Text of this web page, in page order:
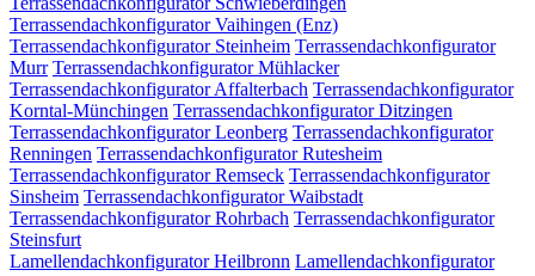
Terrassendachkonfigurator Vaihingen (Enz)
Terrassendachkonfigurator Steinheim Terrassendachkonfigurator
Murr Terrassendachkonfigurator Mühlacker
Terrassendachkonfigurator Affalterbach Terrassendachkonfigurator
Korntal-Münchingen Terrassendachkonfigurator Ditzingen
Terrassendachkonfigurator Leonberg Terrassendachkonfigurator
Renningen Terrassendachkonfigurator Rutesheim
Terrassendachkonfigurator Remseck Terrassendachkonfigurator
Sinsheim Terrassendachkonfigurator Waibstadt
Terrassendachkonfigurator Rohrbach Terrassendachkonfigurator
Steinsfurt
Lamellendachkonfigurator Heilbronn Lamellendachkonfigurator